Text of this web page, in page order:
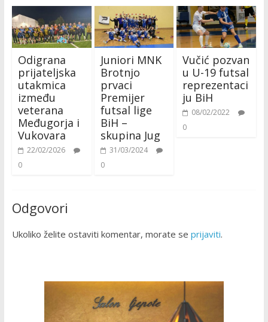
Odigrana
prijateljska
utakmica
između
veterana
Međugorja i
Vukovara
22/02/2026
0
Juniori MNK
Brotnjo
prvaci
Premijer
futsal lige
BiH –
skupina Jug
31/03/2024
0
Vučić pozvan
u U-19 futsal
reprezentaci
ju BiH
08/02/2022
0
Odgovori
Ukoliko želite ostaviti komentar, morate se prijaviti.